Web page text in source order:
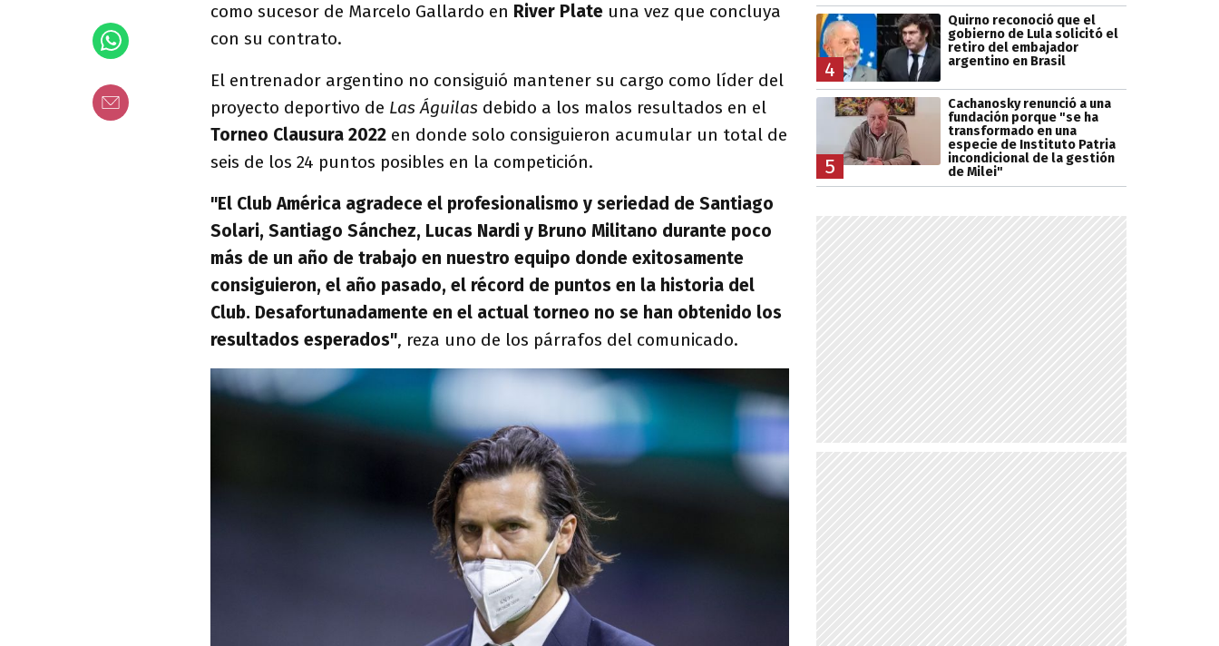
como sucesor de Marcelo Gallardo en River Plate una vez que concluya
con su contrato.
El entrenador argentino no consiguió mantener su cargo como líder del
proyecto deportivo de Las Águilas debido a los malos resultados en el
Torneo Clausura 2022 en donde solo consiguieron acumular un total de
seis de los 24 puntos posibles en la competición.
"El Club América agradece el profesionalismo y seriedad de Santiago
Solari, Santiago Sánchez, Lucas Nardi y Bruno Militano durante poco
más de un año de trabajo en nuestro equipo donde exitosamente
consiguieron, el año pasado, el récord de puntos en la historia del
Club. Desafortunadamente en el actual torneo no se han obtenido los
resultados esperados", reza uno de los párrafos del comunicado.
4
Quirno reconoció que el
gobierno de Lula solicitó el
retiro del embajador
argentino en Brasil
5
Cachanosky renunció a una
fundación porque "se ha
transformado en una
especie de Instituto Patria
incondicional de la gestión
de Milei"